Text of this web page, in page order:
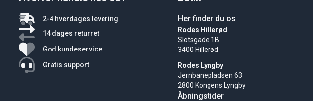
Her finder du os
Rodes Hillerød
Slotsgade 1B
3400 Hillerød
Rodes Lyngby
Jernbanepladsen 63
2800 Kongens Lyngby
Åbningstider
2-4 hverdages levering
14 dages returret
God kundeservice
Gratis support